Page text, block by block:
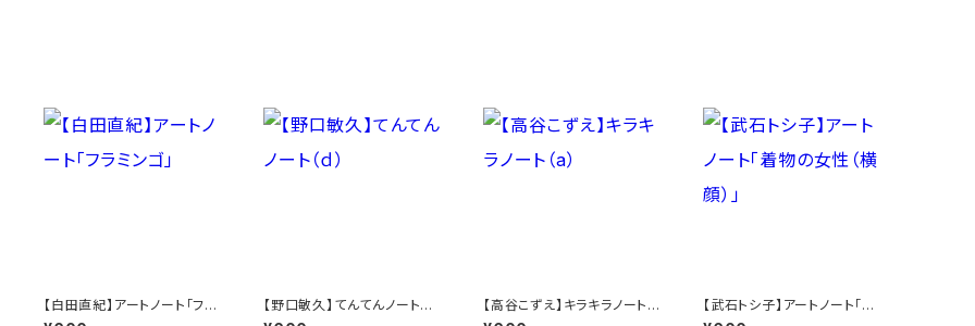
【白田直紀】アートノート「フラ
ミンゴ」
【野口敏久】てんてんノート
（ｄ）
【高谷こずえ】キラキラノート
（a）
【武石トシ子】アートノート「着
物の女性（横顔）」